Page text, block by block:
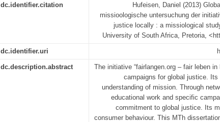
dc.identifier.citation
Hufeisen, Daniel (2013)
missioologische untersuchung der
justice locally : a missiological
University of South Africa, Pretoria,
dc.identifier.uri
dc.description.abstract
The initiative “fairlangen.org – fair leben
campaigns for global justice.
understanding of mission. Through
educational work and specific
commitment to global justice. Its
consumer behaviour. This MTh